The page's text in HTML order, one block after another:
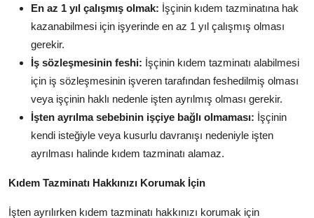
En az 1 yıl çalışmış olmak: İşçinin kıdem tazminatına hak
kazanabilmesi için işyerinde en az 1 yıl çalışmış olması
gerekir.
İş sözleşmesinin feshi: İşçinin kıdem tazminatı alabilmesi
için iş sözleşmesinin işveren tarafından feshedilmiş olması
veya işçinin haklı nedenle işten ayrılmış olması gerekir.
İşten ayrılma sebebinin işçiye bağlı olmaması: İşçinin
kendi isteğiyle veya kusurlu davranışı nedeniyle işten
ayrılması halinde kıdem tazminatı alamaz.
Kıdem Tazminatı Hakkınızı Korumak İçin
İşten ayrılırken kıdem tazminatı hakkınızı korumak için